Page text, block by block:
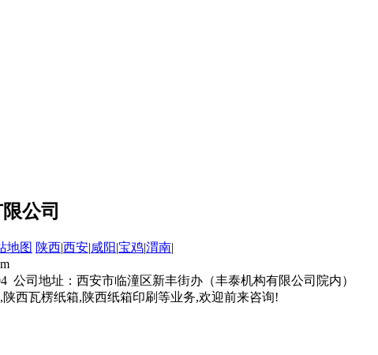
公司
地图 陕西|西安|咸阳|宝鸡|渭南|
公司地址：西安市临潼区新丰街办（丰泰机构有限公司院内）
西瓦楞纸箱,陕西纸箱印刷等业务,欢迎前来咨询!